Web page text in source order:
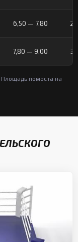
6,50 — 7,80
7,80 — 9,00
помоста на